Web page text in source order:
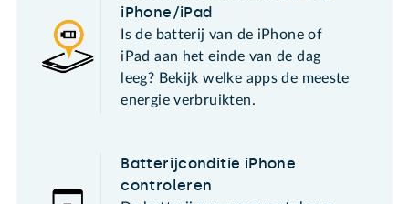
iPhone/iPad
Is de batterij van de iPhone of
iPad aan het einde van de dag
leeg? Bekijk welke apps de meeste
energie verbruikten.
Batterijconditie iPhone
controleren